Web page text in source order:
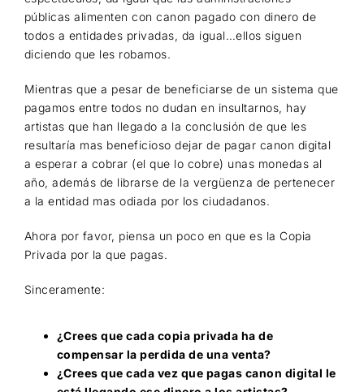
públicas alimenten con canon pagado con dinero de
todos a entidades privadas, da igual…ellos siguen
diciendo que les robamos.
Mientras que a pesar de beneficiarse de un sistema que
pagamos entre todos no dudan en insultarnos, hay
artistas que han llegado a la conclusión de que les
resultaría mas beneficioso dejar de pagar canon digital
a esperar a cobrar (el que lo cobre) unas monedas al
año, además de librarse de la vergüenza de pertenecer
a la entidad mas odiada por los ciudadanos.
Ahora por favor, piensa un poco en que es la Copia
Privada por la que pagas.
Sinceramente:
¿Crees que cada copia privada ha de
compensar la perdida de una venta?
¿Crees que cada vez que pagas canon digital le